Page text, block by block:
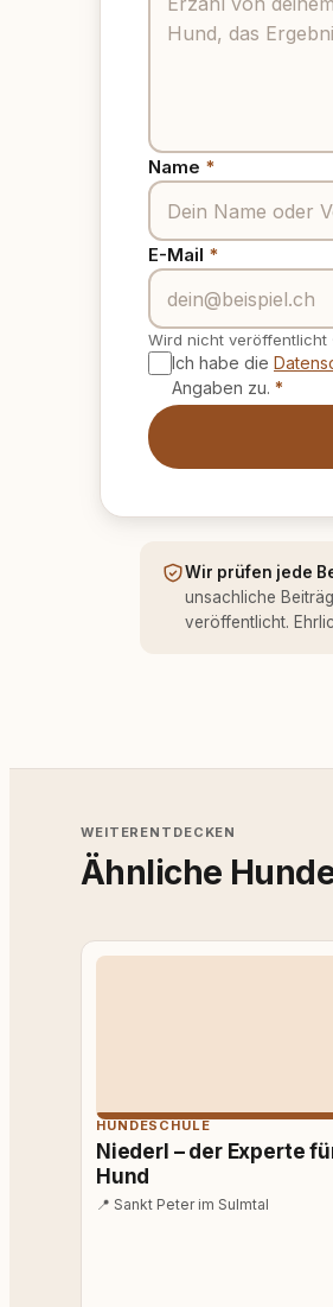
Name *
E-Mail *
Wird nicht veröffentlicht
Ich habe die
Angaben zu. *
Wir prüfen jede
unsachliche
veröffentlicht.
WEITERENTDECKEN
Ähnliche
HUNDESCHULE
Niederl – der Experte
Hund
📍 Sankt Peter im Sulmtal